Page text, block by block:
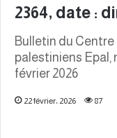
2364, date :
Bulletin du
palestiniens Epal,
février 2026
22 février، 2026 87